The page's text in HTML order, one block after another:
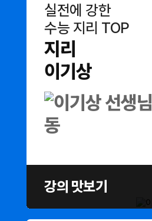
실전에 강한
수능 지리 TOP
지리
이기상
강의 맛보기